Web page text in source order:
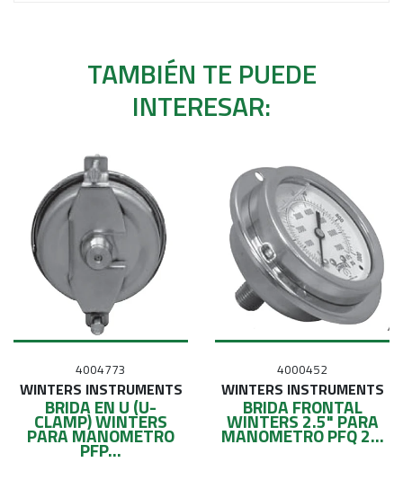
TAMBIÉN TE PUEDE
INTERESAR:
4004773
WINTERS INSTRUMENTS
BRIDA EN U (U-
CLAMP) WINTERS
PARA MANOMETRO
PFP...
4000452
WINTERS INSTRUMENTS
BRIDA FRONTAL
WINTERS 2.5" PARA
MANOMETRO PFQ 2...